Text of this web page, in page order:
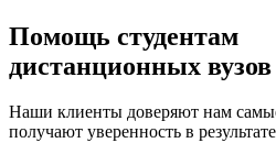
Помощь студентам
дистанционных вузов
Наши клиенты доверяют нам
получают уверенность в результате